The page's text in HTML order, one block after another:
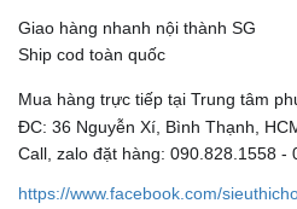
Giao hàng nhanh nội thành SG
Ship cod toàn quốc
Mua hàng trực tiếp tại Trung tâm
ĐC: 36 Nguyễn Xí, Bình Thạnh,
Call, zalo đặt hàng: 090.828.1558 -
https://www.facebook.com/